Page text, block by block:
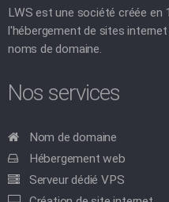
LWS est une société créée en
l'hébergement de sites
noms de domaine.
Nos services
Nom de domaine
Hébergement web
Serveur dédié VPS